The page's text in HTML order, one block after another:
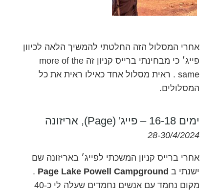
אחרי המסלול הזה החלטתי להמשיך הלאה לכיוון
פייג׳ כי מבחינתי ברייס קניון זה more of the
same . ראית מסלול אחד כאילו ראית את כל
המסלולים.
ימים 16-18 – פייג' (Page), אריזונה
28-30/4/2024
אחרי ברייס קניון המשכתי לפייג׳ באריזונה שם
ישנתי ב Page Lake Powell Campground
.
מקום נחמד עם אנשים נחמדים שעלה לי כ-40